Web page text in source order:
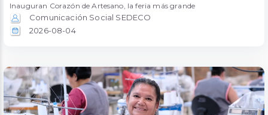
Inauguran Corazón de Artesano, la feria más grande
Comunicación Social SEDECO
2026-08-04